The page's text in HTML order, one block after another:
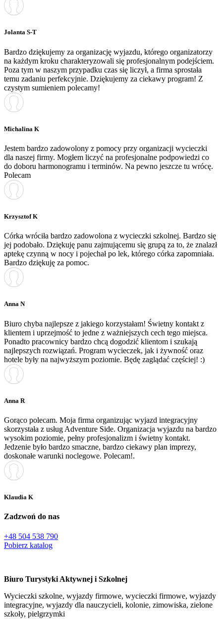
Jolanta S-T
Bardzo dziękujemy za organizację wyjazdu, którego organizatorzy
na każdym kroku charakteryzowali się profesjonalnym podejściem.
Poza tym w naszym przypadku czas się liczył, a firma sprostała
temu zadaniu perfekcyjnie. Dziękujemy za ciekawy program! Z
czystym sumieniem polecamy!
Michalina K
Jestem bardzo zadowolony z pomocy przy organizacji wycieczki
dla naszej firmy. Mogłem liczyć na profesjonalne podpowiedzi co
do doboru harmonogramu i terminów. Na pewno jeszcze tu wrócę.
Polecam
Krzysztof K
Córka wróciła bardzo zadowolona z wycieczki szkolnej. Bardzo się
jej podobało. Dziękuję panu zajmującemu się grupą za to, że znalazł
aptekę czynną w nocy i pojechał po lek, którego córka zapomniała.
Bardzo dziękuję za pomoc.
Anna N
Biuro chyba najlepsze z jakiego korzystałam! Świetny kontakt z
klientem i uprzejmość to jedne z ważniejszych cech tego miejsca.
Ponadto pracownicy bardzo chcą dogodzić klientom i szukają
najlepszych rozwiązań. Program wycieczek, jak i żywność oraz
hotele były na najwyższym poziomie. Będę zaglądać częściej! :)
Anna R
Gorąco polecam. Moja firma organizując wyjazd integracyjny
skorzystała z usług Adventure Side. Organizacja wyjazdu na bardzo
wysokim poziomie, pełny profesjonalizm i świetny kontakt.
Jedzenie było bardzo smaczne, bardzo ciekawy plan imprezy,
doskonałe warunki noclegowe. Polecam!.
Klaudia K
Zadzwoń do nas
+48 504 538 790
Pobierz katalog
Biuro Turystyki Aktywnej i Szkolnej
Wycieczki szkolne, wyjazdy firmowe, wycieczki firmowe, wyjazdy
integracyjne, wyjazdy dla nauczycieli, kolonie, zimowiska, zielone
szkoły, pielgrzymki